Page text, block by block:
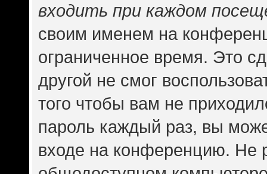
входить при каждом
своим именем на
ограниченное время. Это
другой не смог
того чтобы вам не
пароль каждый раз, вы
входе на конференцию. Не